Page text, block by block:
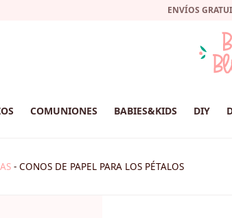
ENVÍOS
COMUNIONES BABIES&KIDS DIY
- CONOS DE PAPEL PARA LOS PÉTALOS